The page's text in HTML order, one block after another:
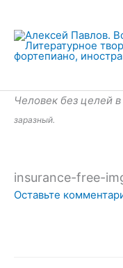
содержимому
Человек без целей
заразный.
insurance-free-
Оставьте